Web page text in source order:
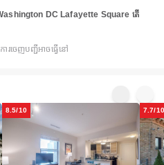
DC Lafayette Square តើ
រចេញបញ្ជីអាចធ្វើនៅ
8.5/10 7.7/10